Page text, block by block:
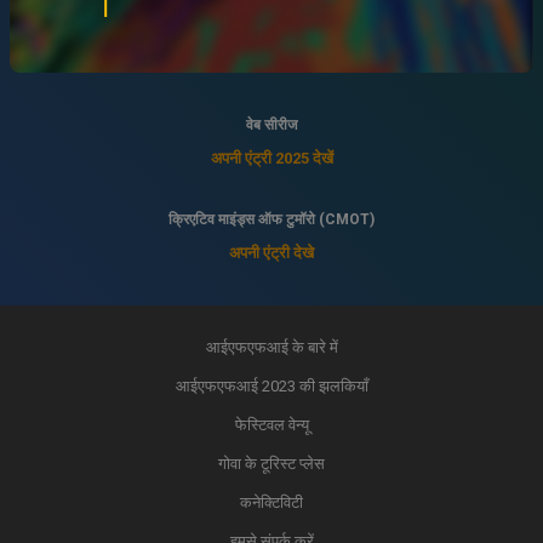
इंडियन पैनोरमा
वेब सीरीज
अपनी एंट्री 2025 देखें
क्रिएटिव माइंड्स ऑफ टुमॉरो (CMOT)
अपनी एंट्री देखे
आईएफएफआई के बारे में
आईएफएफआई 2023 की झलकियाँ
फेस्टिवल वेन्यू
गोवा के टूरिस्ट प्लेस
कनेक्टिविटी